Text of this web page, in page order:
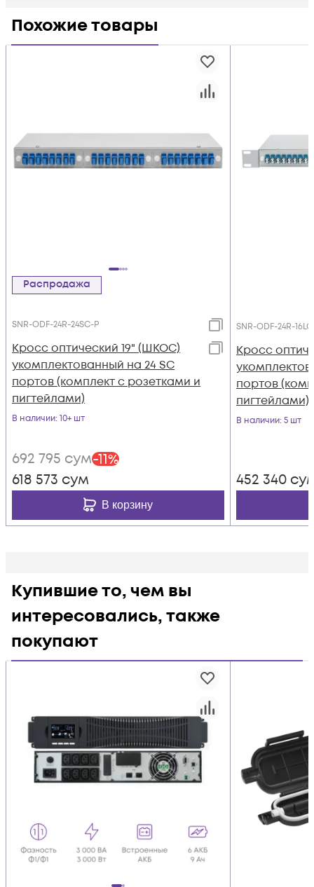
Похожие товары
Распродажа
SNR-ODF-24R-24SC-P
Кросс оптический 19" (ШКОС)
укомплектованный на 24 SC
портов (комплект с розетками и
пигтейлами)
В наличии: 10+ шт
692 795 сум-11%
618 573 сум
В корзину
SNR-ODF-24R-
Кросс
портов
пигтейлами)
В наличии: 5 шт
452 340
Купившие то, чем вы
интересовались, также
покупают